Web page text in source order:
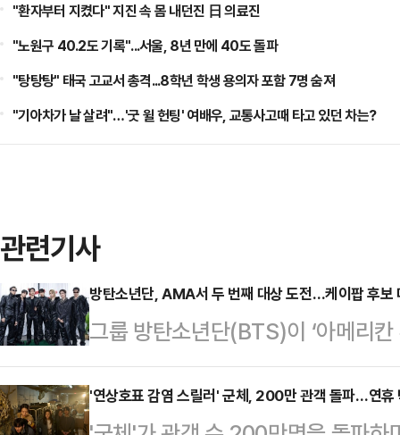
"환자부터 지켰다" 지진 속 몸 내던진 日 의료진
"노원구 40.2도 기록"...서울, 8년 만에 40도 돌파
"탕탕탕" 태국 고교서 총격...8학년 학생 용의자 포함 7명 숨져
"기아차가 날 살려"…'굿 윌 헌팅' 여배우, 교통사고때 타고 있던 차는?
관련기사
방탄소년단, AMA서 두 번째 대상 도전…케이팝 후보
그룹 방탄소년단(BTS)이 ‘아메리
수상에 도전한다.26일 가요계에 따
일 오후 5시 (현지시간) 미국 라스
'연상호표 감염 스릴러' 군체, 200만 관객 돌파…연휴